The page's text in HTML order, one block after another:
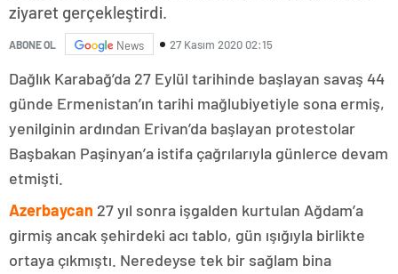
ziyaret gerçekleştirdi.
ABONE OL News 27 Kasım 2020 02:15
Dağlık Karabağ’da 27 Eylül tarihinde başlayan savaş 44
günde Ermenistan’ın tarihi mağlubiyetiyle sona ermiş,
yenilginin ardından Erivan’da başlayan protestolar
Başbakan Paşinyan’a istifa çağrılarıyla günlerce devam
etmişti.
Azerbaycan 27 yıl sonra işgalden kurtulan Ağdam’a
girmiş ancak şehirdeki acı tablo, gün ışığıyla birlikte
ortaya çıkmıştı. Neredeyse tek bir sağlam bina